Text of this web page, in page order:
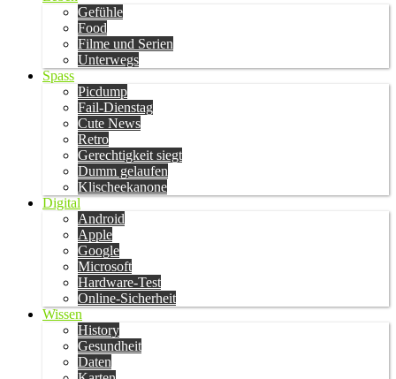
Gefühle
Food
Filme und Serien
Unterwegs
Spass
Picdump
Fail-Dienstag
Cute News
Retro
Gerechtigkeit siegt
Dumm gelaufen
Klischeekanone
Digital
Android
Apple
Google
Microsoft
Hardware-Test
Online-Sicherheit
Wissen
History
Gesundheit
Daten